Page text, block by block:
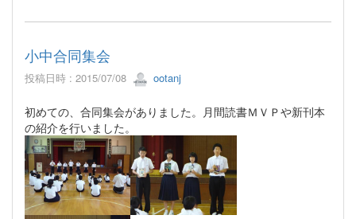
小中合同集会
投稿日時 : 2015/07/08 ootanj
初めての、合同集会がありました。月間読書ＭＶＰや新刊本
の紹介を行いました。